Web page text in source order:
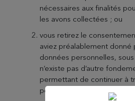
nécessaires aux finalités
les avons collectées ; ou
vous retirez le
aviez préalablement donné
données personnelles, sous
n’existe pas d’autre
permettant de continuer à
personnelles ; ou